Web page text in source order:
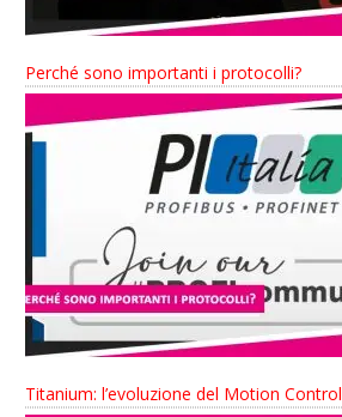
Perché sono importanti i protocolli?
Titanium: l’evoluzione del Motion Control